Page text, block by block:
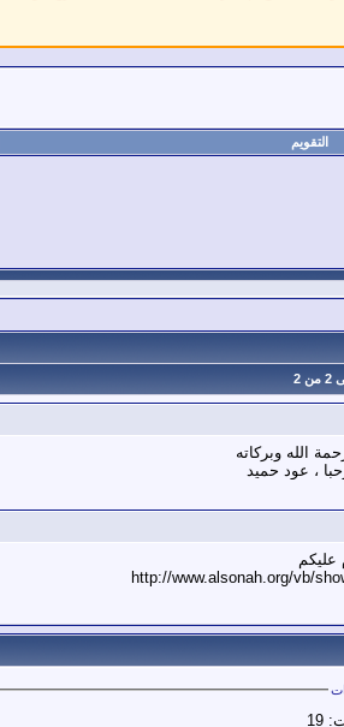
التقويم
2 من2
الله وبركاته
، عود حميد
عليكم
http://www.alsonah.org/vb/
19